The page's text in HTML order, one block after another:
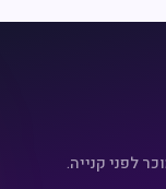
לפני קנייה.